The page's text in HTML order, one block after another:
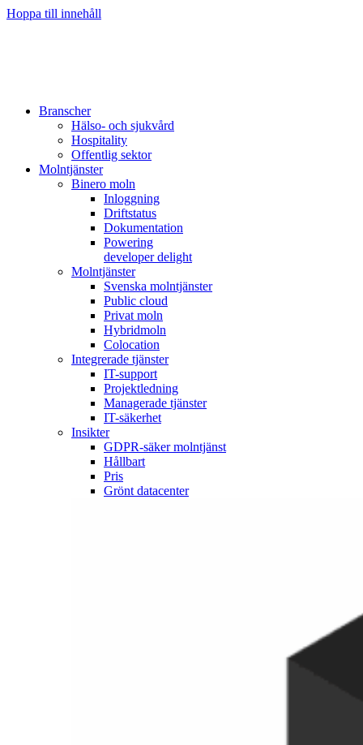
Hoppa till innehåll
Branscher
Hälso- och sjukvård
Hospitality
Offentlig sektor
Molntjänster
Binero moln
Inloggning
Driftstatus
Dokumentation
Powering
developer delight
Molntjänster
Svenska molntjänster
Public cloud
Privat moln
Hybridmoln
Colocation
Integrerade tjänster
IT-support
Projektledning
Managerade tjänster
IT-säkerhet
Insikter
GDPR-säker molntjänst
Hållbart
Pris
Grönt datacenter